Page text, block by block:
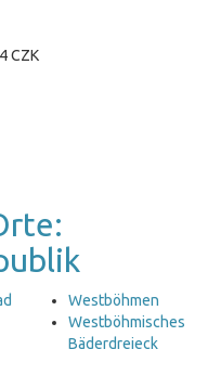
CZK
Westböhmen
Westböhmisches
Bäderdreieck